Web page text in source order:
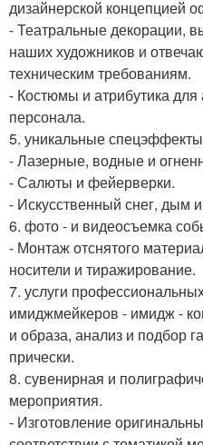
дизайнерской концепцией
- Театральные декорации,
наших художников и
техническим требованиям.
- Костюмы и атрибутика для
персонала.
5. уникальные
- Лазерные, водные и
- Салюты и фейерверки.
- Искусственный снег, дым
6. фото - и видеосъемка
- Монтаж отснятого
носители и тиражирование.
7. услуги
имиджмейкеров - имидж -
и образа, анализ и подбор
прически.
8. сувенирная и
мероприятия.
- Изготовление